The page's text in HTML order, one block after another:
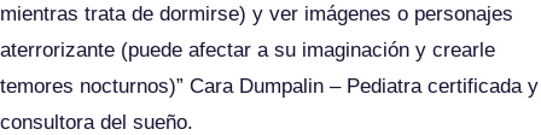
mientras trata de dormirse) y ver imágenes o personajes
aterrorizante (puede afectar a su imaginación y crearle
temores nocturnos)” Cara Dumpalin – Pediatra certificada y
consultora del sueño.